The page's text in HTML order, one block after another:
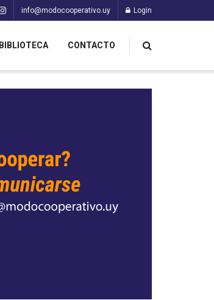
info@modocooperativo.uy Login
BIBLIOTECA CONTACTO